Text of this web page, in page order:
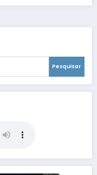
Pesquisar